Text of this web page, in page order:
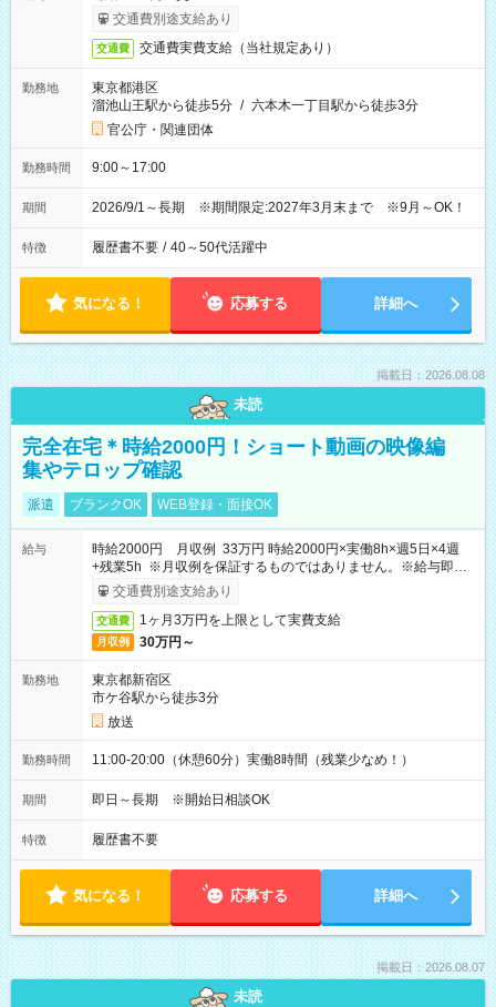
交通費別途支給あり
交通費 交通費実費支給（当社規定あり）
勤務地
東京都港区
溜池山王駅から徒歩5分 / 六本木一丁目駅から徒歩3分
官公庁・関連団体
勤務時間 9:00～17:00
期間 2026/9/1～長期 ※期間限定:2027年3月末まで ※9月～OK！
特徴 履歴書不要 / 40～50代活躍中
気になる！ 応募する 詳細へ
掲載日：2026.08.08
未読
完全在宅＊時給2000円！ショート動画の映像編
集やテロップ確認
派遣 ブランクOK WEB登録・面接OK
給与
時給2000円 月収例 33万円 時給2000円×実働8h×週5日×4週
+残業5h ※月収例を保証するものではありません。※給与即受
取りサービス利用可（利用条件有）
交通費別途支給あり
交通費 1ヶ月3万円を上限として実費支給
月収例 30万円～
勤務地
東京都新宿区
市ケ谷駅から徒歩3分
放送
勤務時間 11:00-20:00（休憩60分）実働8時間（残業少なめ！）
期間 即日～長期 ※開始日相談OK
特徴 履歴書不要
気になる！ 応募する 詳細へ
掲載日：2026.08.07
未読